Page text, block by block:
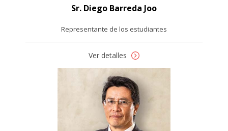
Sr. Diego Barreda Joo
Representante de los estudiantes
Ver detalles